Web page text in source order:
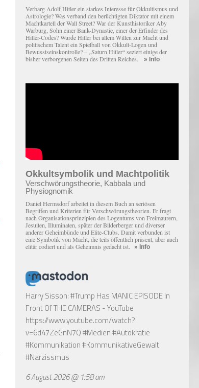
Verbarg Adolf Hitler ein starkes Interesse für Okkultismus und
Astrologie? Was verband den berüchtigten Diktator mit einem
Macht­kartell der Wall Street? War der Kunsthistoriker Aby
Warburg, Sohn einer Bank-Dynastie, einer der Erfinder des
Hitler-Codes? Wurde Hitler bei allem Willen zur Macht und
politischem Talent ein Spielball von Okkult-Logen und
Bewusstseinskontrolle? – „Saturn Hitler“ seziert einige der
bisher verborgenen Seiten des Dritten Reiches. » Info
Okkultsymbolik und Machtpolitik
Verschwörungstheorie, Kabbala und
Physiognomik
Daniel Hermsdorf arbeitet in diesem Buch an seriösen
Begriffen und Kriterien für Verschwörungstheorien. Er fragt
nach Organisationsprinzipien des Logentums von Freimaurern,
Jesuiten, Illuminaten, später der Bilderberger und diverser
anderer Geheimbünde und Elite-Clubs. Damit verbunden ist
eine Symbolik von Macht, die teils öffentlich präsent, aber auch
elitär codiert und als Geheimnis gedacht ist. » Info
Harry Sisson: #Trump Has MANIC EPISODE In
Front Of THE CAMERAS - YouTube
https://www.youtube.com/watch?
v=6d47ZeGnN7Q#Medien #Autokratie
#Kommunikation #KommunikativeGewalt
#Narzissmus
6 August 2026 @ 1:58 am